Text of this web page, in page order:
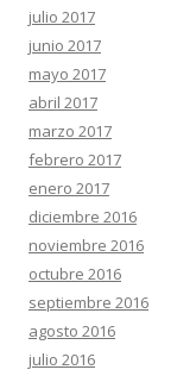
julio 2017
junio 2017
mayo 2017
abril 2017
marzo 2017
febrero 2017
enero 2017
diciembre 2016
noviembre 2016
octubre 2016
septiembre 2016
agosto 2016
julio 2016